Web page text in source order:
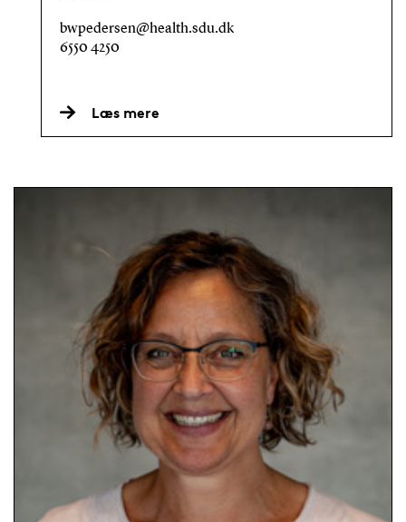
bwpedersen@health.sdu.dk
6550 4250
Læs mere